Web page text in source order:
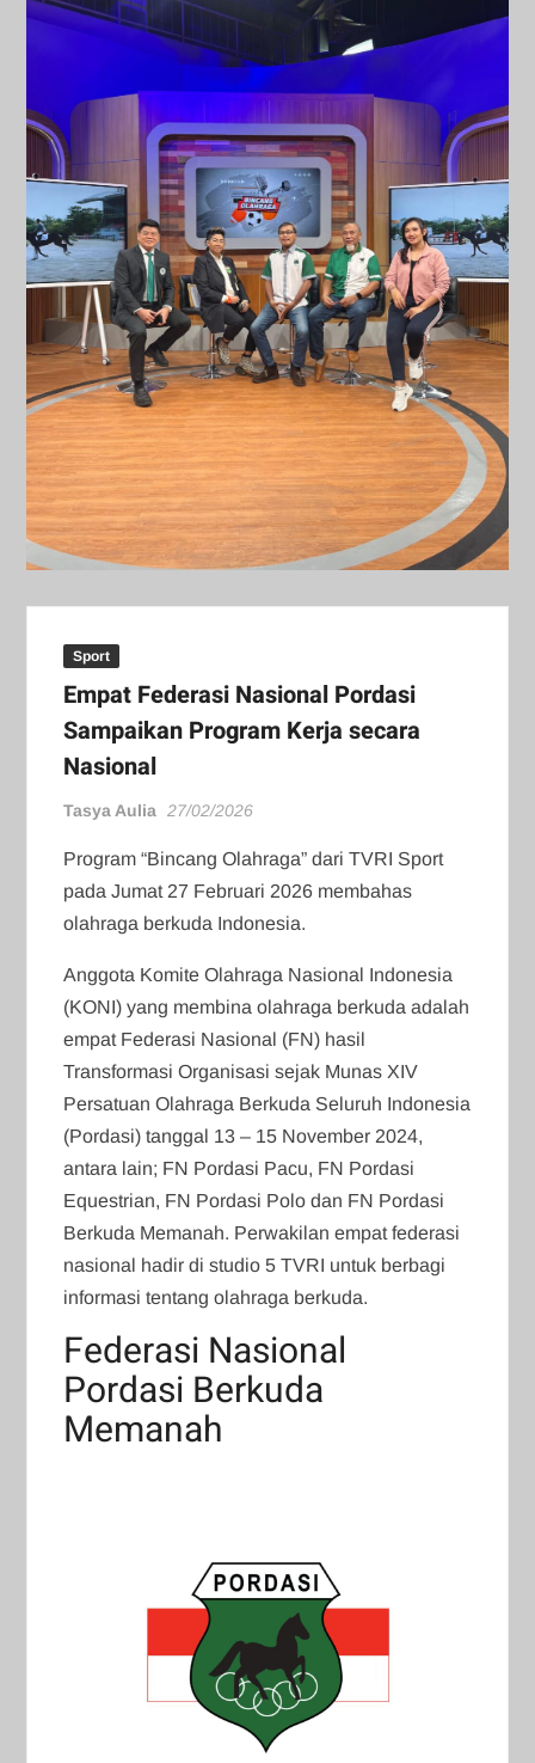
Sport
Empat Federasi Nasional Pordasi
Sampaikan Program Kerja secara
Nasional
Tasya Aulia 27/02/2026
Program “Bincang Olahraga” dari TVRI Sport
pada Jumat 27 Februari 2026 membahas
olahraga berkuda Indonesia.
Anggota Komite Olahraga Nasional Indonesia
(KONI) yang membina olahraga berkuda adalah
empat Federasi Nasional (FN) hasil
Transformasi Organisasi sejak Munas XIV
Persatuan Olahraga Berkuda Seluruh Indonesia
(Pordasi) tanggal 13 – 15 November 2024,
antara lain; FN Pordasi Pacu, FN Pordasi
Equestrian, FN Pordasi Polo dan FN Pordasi
Berkuda Memanah. Perwakilan empat federasi
nasional hadir di studio 5 TVRI untuk berbagi
informasi tentang olahraga berkuda.
Federasi Nasional
Pordasi Berkuda
Memanah